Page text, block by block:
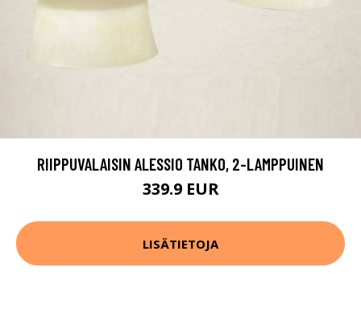
RIIPPUVALAISIN ALESSIO TANKO, 2-LAMPPUINEN
339.9 EUR
LISÄTIETOJA